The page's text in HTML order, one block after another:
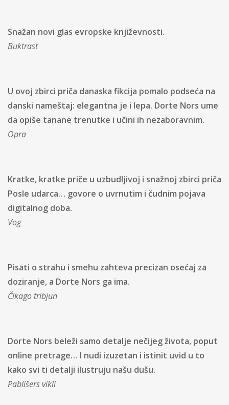
Snažan novi glas evropske književnosti.
Buktrast
U ovoj zbirci priča danaska fikcija pomalo podseća na
danski nameštaj: elegantna je i lepa. Dorte Nors ume
da opiše tanane trenutke i učini ih nezaboravnim.
Opra
Kratke, kratke priče u uzbudljivoj i snažnoj zbirci priča
Posle udarca… govore o uvrnutim i čudnim pojava
digitalnog doba.
Vog
Pisati o strahu i smehu zahteva precizan osećaj za
doziranje, a Dorte Nors ga ima.
Čikago tribjun
Dorte Nors beleži samo detalje nečijeg života, poput
online pretrage… I nudi izuzetan i istinit uvid u to
kako svi ti detalji ilustruju našu dušu.
Pablišers vikli